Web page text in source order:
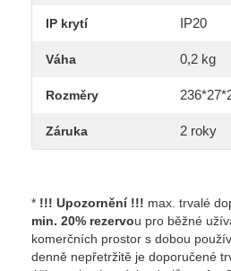
IP krytí IP20
Váha 0,2 kg
Rozměry
Záruka 2 roky
* !!! Upozornění !!! max. trvalé
min. 20% rezervou pro běžné
komerčních prostor s dobou
denně nepřetržitě je doporučené